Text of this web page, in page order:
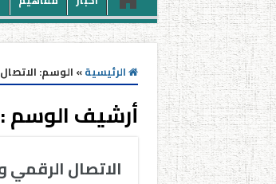
الرئيسية» الوسم:
أرشيف الوسم :
الاتصال الرقمي